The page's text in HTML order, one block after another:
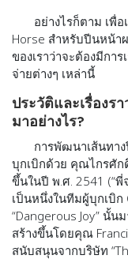
อย่างไรก็ตาม เพื่อเ
Horse สำหรับปีนหน้า
ของเราว่าจะต้องมีกา
จ่ายต่างๆ เหล่านี้
ประวัติและเรื่องร
มาอย่างไร?
การพัฒนาเส้นทางปี
บุกเบิกด้วย คุณไกรศั
ขึ้นในปี พ.ศ. 2541 (“
เป็นหนึ่งในทีมผู้บุกเบิก
“Dangerous Joy” นั้
สร้างขึ้นโดยคุณ
สนับสนุนจากบริษัท